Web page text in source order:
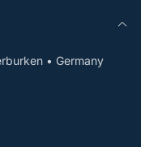
• Germany